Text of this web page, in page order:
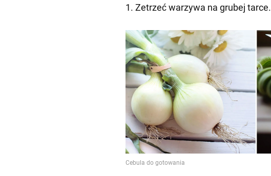
1. Zetrzeć warzywa na grubej tarce.